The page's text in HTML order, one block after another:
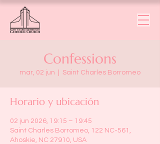
Confessions
mar, 02 jun Saint Charles Borromeo
Horario y ubicación
02 jun 2026, 19:15 – 19:45
Saint Charles Borromeo, 122 NC-561,
Ahoskie, NC 27910, USA